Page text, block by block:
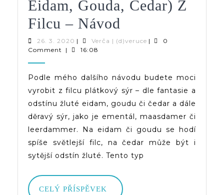
Eidam, Gouda, Čedar) Z
Filcu – Návod
Sýr
Eidam,
Gouda,
Čedar)
Z
Filcu
Návod
26. 3. 2020 26.
| Verča | (d)veruceVerča
|
0
Comment
| 16:08
Podle mého dalšího návodu budete moci
vyrobit z filcu plátkový sýr – dle fantasie a
odstínu žluté eidam, goudu či čedar a dále
děravý sýr, jako je ementál, maasdamer či
leerdammer. Na eidam či goudu se hodí
spíše světlejší filc, na čedar může být i
sytější odstín žluté. Tento typ
CELÝ PŘÍSPĚVEK
CELÝ